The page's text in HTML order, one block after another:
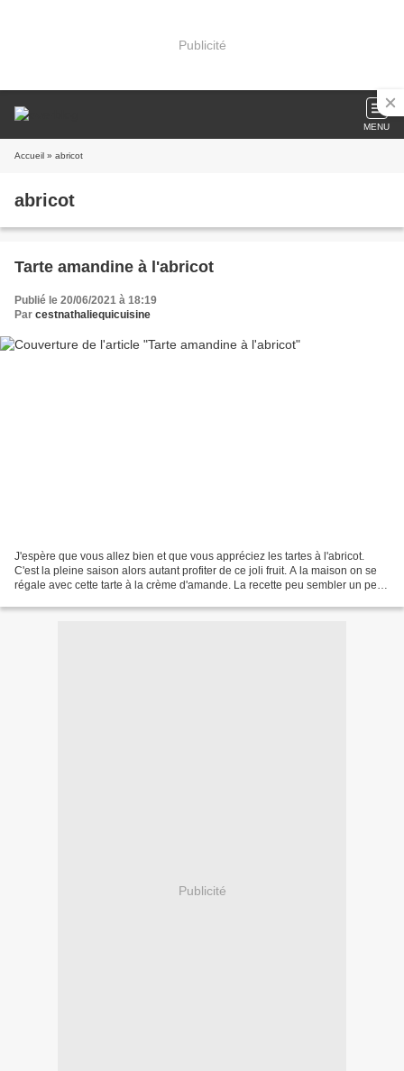
Publicité
MENU
Accueil » abricot
abricot
Tarte amandine à l'abricot
Publié le 20/06/2021 à 18:19
Par cestnathaliequicuisine
J'espère que vous allez bien et que vous appréciez les tartes à l'abricot.
C'est la pleine saison alors autant profiter de ce joli fruit. A la maison on se
régale avec cette tarte à la crème d'amande. La recette peu sembler un peu
Publicité